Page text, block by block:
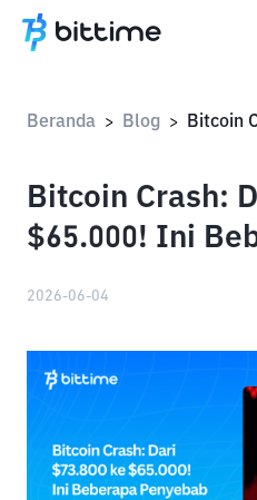
Beranda > Blog >
Bitcoin Crash:
$65.000! Ini
2026-06-04